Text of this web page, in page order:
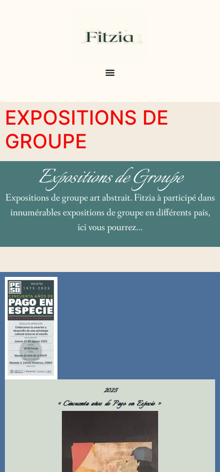
EXPOSITIONS DE
GROUPE
Expositions de Groupe
Expositions de groupe art abstrait. Fitzia à participé dans
innumérables expositions de groupe en différents pais,
ici vous pourrez…
2025
« Cincuenta años de Pago en Especie »